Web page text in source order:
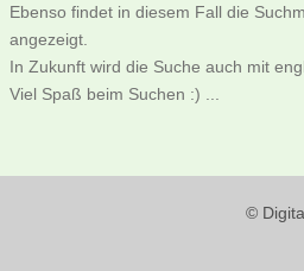
Ebenso findet in diesem Fall die
angezeigt.
In Zukunft wird die Suche auch mit
Viel Spaß beim Suchen :) ...
©